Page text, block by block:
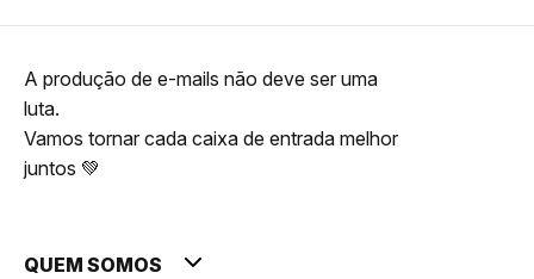
A produção de e-mails não deve ser uma
luta.
Vamos tornar cada caixa de entrada melhor
juntos 💚
QUEM SOMOS